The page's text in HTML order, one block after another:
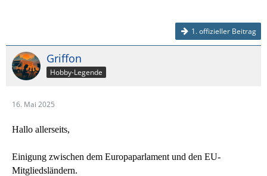
1. offizieller Beitrag
Griffon
Hobby-Legende
16. Mai 2025
Hallo allerseits,
Einigung zwischen dem Europaparlament und den EU-
Mitgliedsländern.